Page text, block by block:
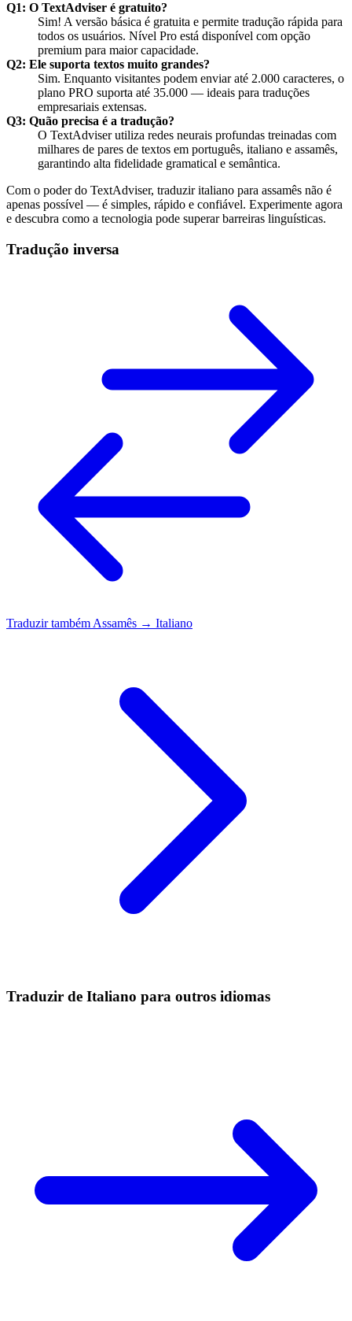
Q1: O TextAdviser é gratuito?
Sim! A versão básica é gratuita e permite tradução rápida para
todos os usuários. Nível Pro está disponível com opção
premium para maior capacidade.
Q2: Ele suporta textos muito grandes?
Sim. Enquanto visitantes podem enviar até 2.000 caracteres, o
plano PRO suporta até 35.000 — ideais para traduções
empresariais extensas.
Q3: Quão precisa é a tradução?
O TextAdviser utiliza redes neurais profundas treinadas com
milhares de pares de textos em português, italiano e assamês,
garantindo alta fidelidade gramatical e semântica.
Com o poder do TextAdviser, traduzir italiano para assamês não é
apenas possível — é simples, rápido e confiável. Experimente agora
e descubra como a tecnologia pode superar barreiras linguísticas.
Tradução inversa
Traduzir também Assamês → Italiano
Traduzir de Italiano para outros idiomas